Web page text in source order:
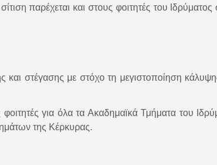
παρέχεται και στους φοιτητές του
και στέγασης με στόχο τη μεγιστοποίηση
για όλα τα Ακαδημαϊκά Τμήματα του
της Κέρκυρας.